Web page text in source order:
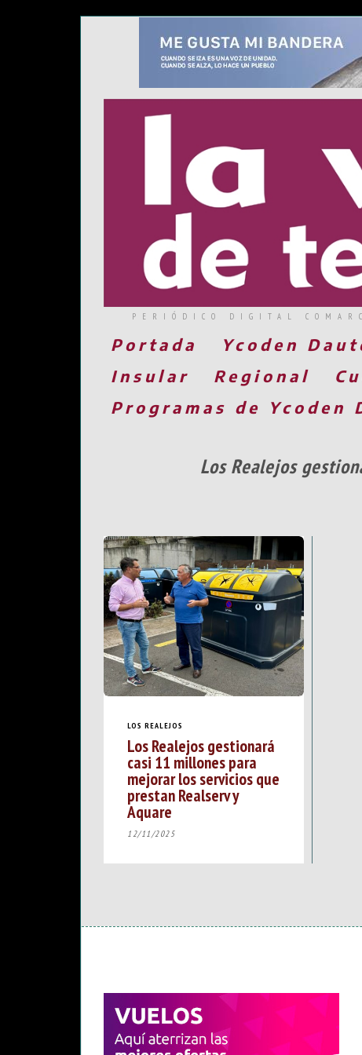
PERIÓDICO DIGITAL
Portada Ycoden
Insular
Regional
Programas de Ycoden
Los Realejos
LOS REALEJOS
Los Realejos gestionará
casi 11 millones para
mejorar los servicios que
prestan Realserv y
Aquare
12/11/2025